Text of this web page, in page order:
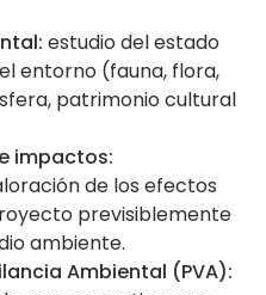
estudio del estado
entorno (fauna, flora,
patrimonio cultural
impactos:
de los efectos
previsiblemente
ambiente.
Ambiental (PVA):